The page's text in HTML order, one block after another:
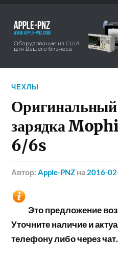
ЧЕХЛЫ
зарядка
6/6s
Автор:Apple-PNZ на 2016-
Это предложение
Уточните наличие и
телефону либо через чат.